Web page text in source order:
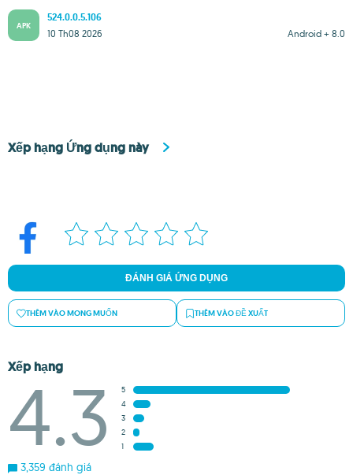
APK
524.0.0.5.106
Android + 8.0
10 Th08 2026
Xếp hạng Ứng dụng này
ĐÁNH GIÁ ỨNG DỤNG
THÊM VÀO MONG MUỐN THÊM VÀO ĐỀ XUẤT
Xếp hạng
4.3
5
4
3
2
1
3,359 đánh giá